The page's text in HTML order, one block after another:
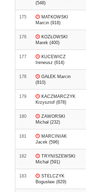
(548)
175
MATKOWSKI
Marcin (918)
176
KOZŁOWSKI
Marek (400)
177
KUCEWICZ
Ireneusz (614)
178
GAŁEK Marcin
(810)
179
KACZMARCZYK
Krzysztof (878)
180
ZAWORSKI
Michał (232)
181
MARCINIAK
Jacek (596)
182
TRYNISZEWSKI
Michał (591)
183
STELCZYK
Bogusław (829)